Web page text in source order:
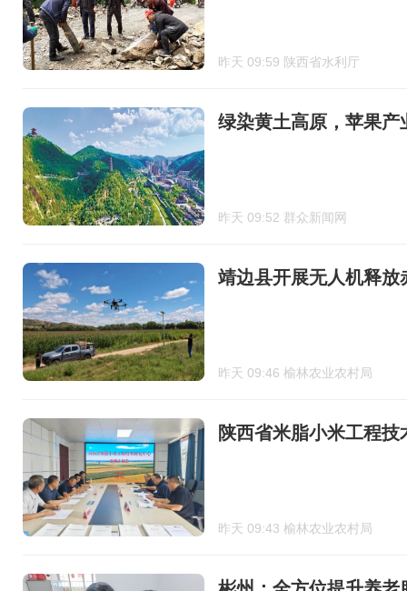
昨天 09:59 陕西省水利厅
绿染黄土高原，苹果产
昨天 09:52 群众新闻网
靖边县开展无人机释
昨天 09:46 榆林农业农村局
陕西省米脂小米工程
昨天 09:43 榆林农业农村局